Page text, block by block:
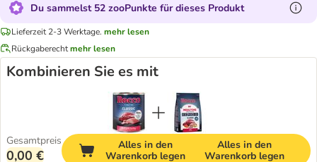
Du sammelst 52 zooPunkte für dieses Produkt
Lieferzeit 2-3 Werktage. mehr lesen
Rückgaberechtmehr lesen
Kombinieren Sie es mit
Gesamtpreis
0,00 €
Alles in den
Warenkorb legen
Alles in den
Warenkorb legen